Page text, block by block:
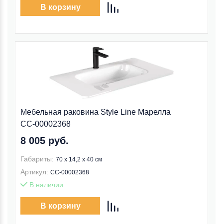
В корзину
Мебельная раковина Style Line Марелла
СС-00002368
8 005 руб.
Габариты: 70 x 14,2 x 40 см
Артикул: СС-00002368
В наличии
В корзину